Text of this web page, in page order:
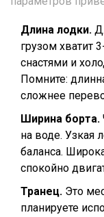
Длина лодки.
грузом хватит
снастями и
Помните:
сложнее
Ширина борта.
на воде. Узкая
баланса.
спокойно
Транец. Это
планируете